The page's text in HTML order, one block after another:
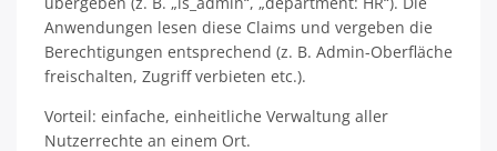
Anwendungen lesen diese Claims und vergeben die
Berechtigungen entsprechend (z. B. Admin-Oberfläche
freischalten, Zugriff verbieten etc.).
Vorteil: einfache, einheitliche Verwaltung aller
Nutzerrechte an einem Ort.